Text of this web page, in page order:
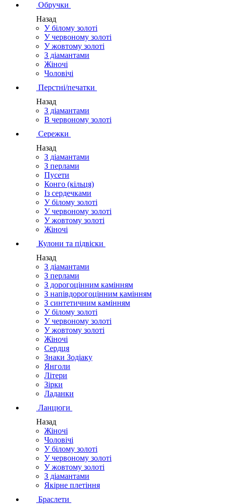
Обручки
Назад
У білому золоті
У червоному золоті
У жовтому золоті
З діамантами
Жіночі
Чоловічі
Перстні/печатки
Назад
З діамантами
В червоному золоті
Сережки
Назад
З діамантами
З перлами
Пусети
Конго (кільця)
Із сердечками
У білому золоті
У червоному золоті
У жовтому золоті
Жіночі
Кулони та підвіски
Назад
З діамантами
З перлами
З дорогоцінним камінням
З напівдорогоцінним камінням
З синтетичним камінням
У білому золоті
У червоному золоті
У жовтому золоті
Жіночі
Сердця
Знаки Зодіаку
Янголи
Літери
Зірки
Ладанки
Ланцюги
Назад
Жіночі
Чоловічі
У білому золоті
У червоному золоті
У жовтому золоті
З діамантами
Якірне плетіння
Браслети